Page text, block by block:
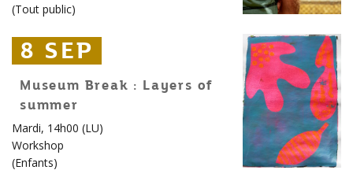
(Tout public)
8 SEP
8 SEP
8 SEP
Museum Break : Layers of
summer
Mardi, 14h00 (LU)
Workshop
(Enfants)